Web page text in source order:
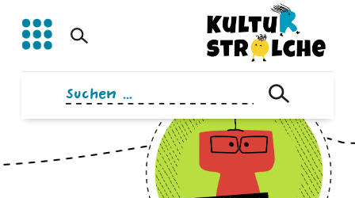
Inhalt
springen
Suchen
nach: